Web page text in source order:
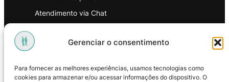
Gerenciar o consentimento
Para fornecer as melhores experiências, usamos tecnologias como
cookies para armazenar e/ou acessar informações do dispositivo. O
Atendimento via Chat
Política de Privacidade